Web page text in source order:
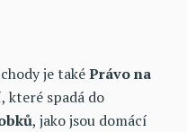
je takéPrávo na
které spadá do
, jako jsou domácí